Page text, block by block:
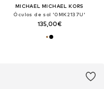
MICHAEL MICHAEL KORS
Óculos de sol '0MK2137U'
135,00€